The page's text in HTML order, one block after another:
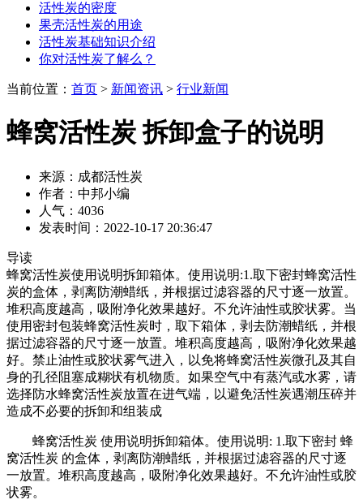
活性炭的密度
果壳活性炭的用途
活性炭基础知识介绍
你对活性炭了解么？
当前位置： 首页 > 新闻资讯 > 行业新闻
蜂窝活性炭 拆卸盒子的说明
来源：成都活性炭
作者：中邦小编
人气：4036
发表时间：2022-10-17 20:36:47
导读
蜂窝活性炭使用说明拆卸箱体。使用说明:1.取下密封蜂窝活性
炭的盒体，剥离防潮蜡纸，并根据过滤容器的尺寸逐一放置。
堆积高度越高，吸附净化效果越好。不允许油性或胶状雾。当
使用密封包装蜂窝活性炭时，取下箱体，剥去防潮蜡纸，并根
据过滤容器的尺寸逐一放置。堆积高度越高，吸附净化效果越
好。禁止油性或胶状雾气进入，以免将蜂窝活性炭微孔及其自
身的孔径阻塞成糊状有机物质。如果空气中有蒸汽或水雾，请
选择防水蜂窝活性炭放置在进气端，以避免活性炭遇潮压碎并
造成不必要的拆卸和组装成
蜂窝活性炭 使用说明拆卸箱体。使用说明: 1.取下密封 蜂
窝活性炭 的盒体，剥离防潮蜡纸，并根据过滤容器的尺寸逐
一放置。堆积高度越高，吸附净化效果越好。不允许油性或胶
状雾。